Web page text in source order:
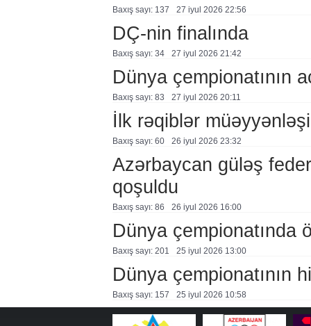
Baxış sayı: 137 27 i̇yul 2026 22:56
DÇ-nin finalında
Baxış sayı: 34 27 i̇yul 2026 21:42
Dünya çempionatının
Baxış sayı: 83 27 i̇yul 2026 20:11
İlk rəqiblər
Baxış sayı: 60 26 i̇yul 2026 23:32
Azərbaycan güləş
qoşuldu
Baxış sayı: 86 26 i̇yul 2026 16:00
Dünya çempionatında
Baxış sayı: 201 25 i̇yul 2026 13:00
Dünya çempionatının
Baxış sayı: 157 25 i̇yul 2026 10:58